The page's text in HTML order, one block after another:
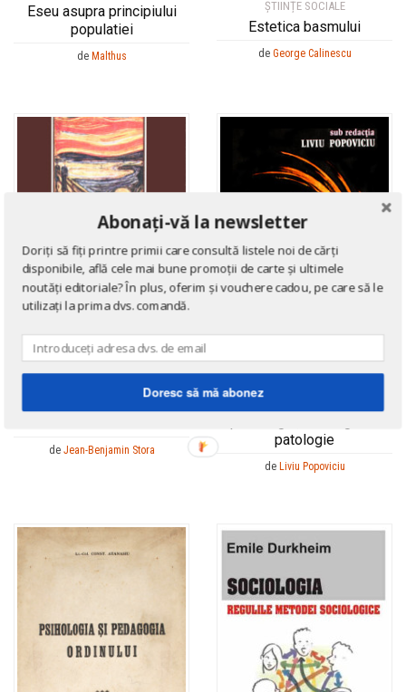
Eseu asupra principiului
populatiei
de Malthus
ȘTIINȚE SOCIALE
Estetica basmului
de George Calinescu
de Jean-Benjamin Stora
patologie
de Liviu Popoviciu
Abonați-vă la newsletter
Doriți să fiți printre primii care consultă listele noi de cărți
disponibile, află cele mai bune promoții de carte și ultimele
noutăți editoriale? În plus, oferim și vouchere cadou, pe care să le
utilizați la prima dvs. comandă.
Doresc să mă abonez